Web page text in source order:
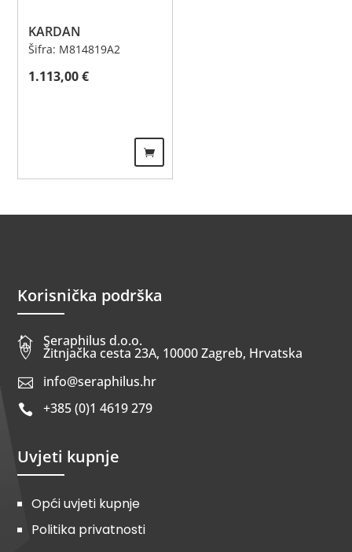
KARDAN
Šifra: M814819A2
1.113,00€
Korisnička podrška
 Seraphilus d.o.o.
 Žitnjačka cesta 23A, 10000 Zagreb, Hrvatska
 info@seraphilus.hr
 +385 (0)1 4619 279
Uvjeti kupnje
Opći uvjeti kupnje
Politika privatnosti